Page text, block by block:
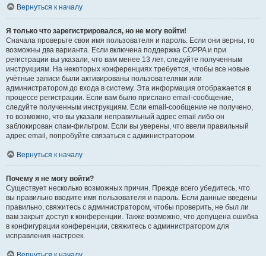
Вернуться к началу
Я только что зарегистрировался, но не могу войти!
Сначала проверьте свои имя пользователя и пароль. Если они верны, то
возможны два варианта. Если включена поддержка COPPA и при
регистрации вы указали, что вам менее 13 лет, следуйте полученным
инструкциям. На некоторых конференциях требуется, чтобы все новые
учётные записи были активированы пользователями или
администратором до входа в систему. Эта информация отображается в
процессе регистрации. Если вам было прислано email-сообщение,
следуйте полученным инструкциям. Если email-сообщение не получено,
то возможно, что вы указали неправильный адрес email либо он
заблокирован спам-фильтром. Если вы уверены, что ввели правильный
адрес email, попробуйте связаться с администратором.
Вернуться к началу
Почему я не могу войти?
Существует несколько возможных причин. Прежде всего убедитесь, что
вы правильно вводите имя пользователя и пароль. Если данные введены
правильно, свяжитесь с администратором, чтобы проверить, не был ли
вам закрыт доступ к конференции. Также возможно, что допущена ошибка
в конфигурации конференции, свяжитесь с администратором для
исправления настроек.